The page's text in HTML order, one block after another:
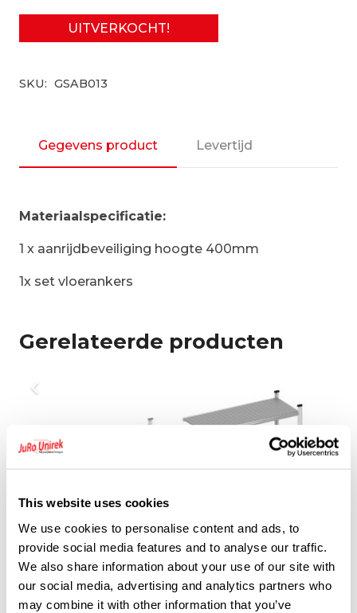
This website uses cookies
We use cookies to personalise content and ads, to
provide social media features and to analyse our traffic.
We also share information about your use of our site with
our social media, advertising and analytics partners who
may combine it with other information that you’ve
UITVERKOCHT!
SKU: GSAB013
Gegevens product Levertijd
Materiaalspecificatie:
1 x aanrijdbeveiliging hoogte 400mm
1x set vloerankers
Gerelateerde producten